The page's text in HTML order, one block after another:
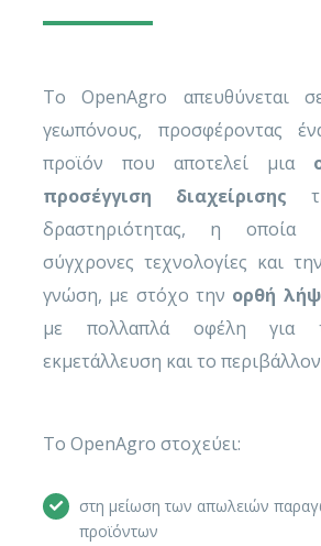
Το OpenAgro απευθύνεται
γεωπόνους, προσφέροντας
προϊόν που αποτελεί μια
προσέγγιση διαχείρισης
δραστηριότητας, η οποία
σύγχρονες τεχνολογίες και
γνώση, με στόχο την ορθή
με πολλαπλά οφέλη για
εκμετάλλευση και το
Το OpenAgro στοχεύει:
στη μείωση των απωλειών
προϊόντων